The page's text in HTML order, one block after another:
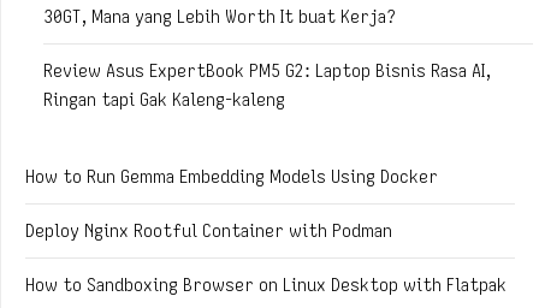
30GT, Mana yang Lebih Worth It buat Kerja?
Review Asus ExpertBook PM5 G2: Laptop Bisnis Rasa AI,
Ringan tapi Gak Kaleng-kaleng
How to Run Gemma Embedding Models Using Docker
Deploy Nginx Rootful Container with Podman
How to Sandboxing Browser on Linux Desktop with Flatpak